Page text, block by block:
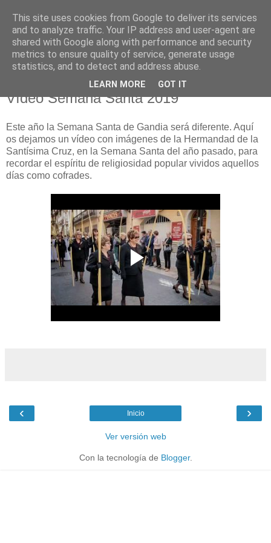
Hermandad de la
Santísima Cruz
Vídeo Semana Santa 2019
Este año la Semana Santa de Gandia será diferente. Aquí
os dejamos un vídeo con imágenes de la Hermandad de la
Santísima Cruz, en la Semana Santa del año pasado, para
recordar el espíritu de religiosidad popular vividos aquellos
días como cofrades.
‹ ›
Inicio
Ver versión web
Con la tecnología de Blogger.
This site uses cookies from Google to deliver its services
and to analyze traffic. Your IP address and user-agent are
shared with Google along with performance and security
metrics to ensure quality of service, generate usage
statistics, and to detect and address abuse.
LEARN MORE GOT IT